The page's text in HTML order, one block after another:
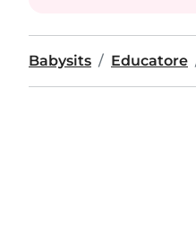
Babysits Educatore